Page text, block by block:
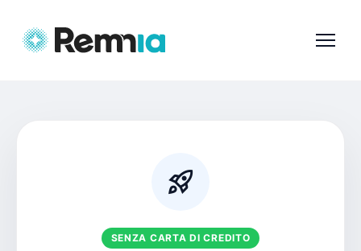
rocket_launch
SENZA CARTA DI CREDITO